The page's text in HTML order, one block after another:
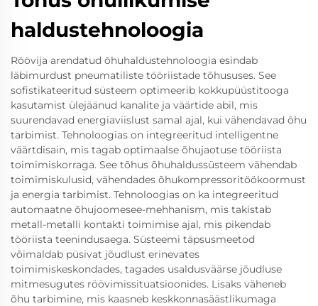
haldustehnoloogia
Röövija arendatud õhuhaldustehnoloogia esindab
läbimurdust pneumatiliste tööriistade tõhususes. See
sofistikateeritud süsteem optimeerib kokkupüüstitooga
kasutamist ülejäänud kanalite ja väärtide abil, mis
suurendavad energiaviislust samal ajal, kui vähendavad õhu
tarbimist. Tehnoloogias on integreeritud intelligentne
väärtdisain, mis tagab optimaalse õhujaotuse tööriista
toimimiskorraga. See tõhus õhuhaldussüsteem vähendab
toimimiskulusid, vähendades õhukompressoritöökoormust
ja energia tarbimist. Tehnoloogias on ka integreeritud
automaatne õhujoomesee-mehhanism, mis takistab
metall-metalli kontakti toimimise ajal, mis pikendab
tööriista teenindusaega. Süsteemi täpsusmeetod
võimaldab püsivat jõudlust erinevates
toimimiskeskondades, tagades usaldusväärse jõudluse
mitmesugutes röövimissituatsioonides. Lisaks väheneb
õhu tarbimine, mis kaasneb keskkonnasäästlikumaga